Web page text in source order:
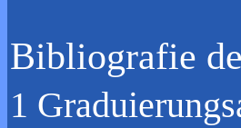
Bibliografie
1